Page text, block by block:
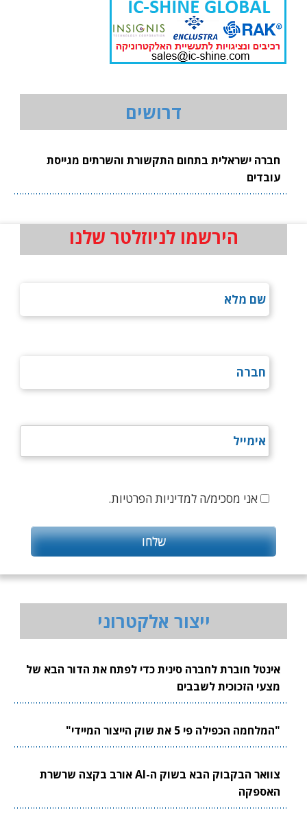
דרושים
חברה ישראלית בתחום התקשורת והשרתים מגייסת
עובדים
הירשמו לניוזלטר שלנו
אני מסכימ/ה למדיניות הפרטיות.
ייצור אלקטרוני
אינטל חוברת לחברה סינית כדי לפתח את הדור הבא של
מצעי הזכוכית לשבבים
"המלחמה הכפילה פי 5 את שוק הייצור המיידי"
צוואר הבקבוק הבא בשוק ה-AI אורב בקצה שרשרת
האספקה